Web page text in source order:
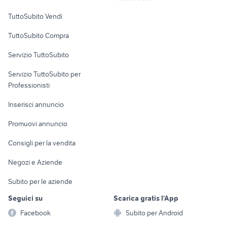
Informatica
Console e
Fotografia
Telefonia
Biciclette
TuttoSubito Vendi
TuttoSubito Compra
Servizio TuttoSubito
Servizio TuttoSubito per
Professionisti
Inserisci annuncio
Promuovi annuncio
Consigli per la vendita
Negozi e Aziende
Subito per le aziende
Seguici su
Facebook
Scarica gratis l'App
Subito per Android